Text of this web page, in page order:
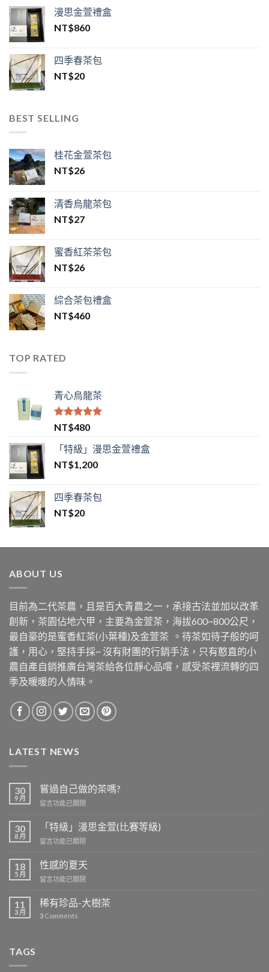
漫思金萱禮盒
NT$860
四季春茶包
NT$20
BEST SELLING
桂花金萱茶包
NT$26
清香烏龍茶包
NT$27
蜜香紅茶茶包
NT$26
綜合茶包禮盒
NT$460
TOP RATED
青心烏龍茶
評分5.00
滿分 5
NT$480
「特級」漫思金萱禮盒
NT$1,200
四季春茶包
NT$20
ABOUT US
目前為二代茶農，且是百大青農之一，承接古法並加以改革
創新，茶園佔地六甲，主要為金萱茶，海拔600~800公尺，
最自豪的是蜜香紅茶(小葉種)及金萱茶 。待茶如待子般的呵
護，用心，堅持手採~ 沒有財團的行銷手法，只有憨直的小
農自產自銷推廣台灣茶給各位靜心品嚐，感受茶裡流轉的四
季及暖暖的人情味。
LATEST NEWS
30
9 月
嘗過自己做的茶嗎?
在
己
的
茶
嗎?〉
留言功能已關閉
30
8 月
「特級」漫思金萱(比賽等級)
在
級」
漫
思
萱
(比
留言功能已關閉
18
5 月
性感的夏天
在
感
的
夏
留言功能已關閉
11
3 月
稀有珍品-大樹茶
3 Comments
TAGS